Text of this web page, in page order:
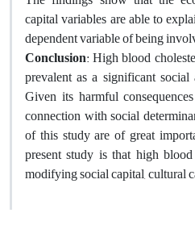
capital variables are able to
dependent variable of being
Conclusion: High blood
prevalent as a significant
Given its harmful
connection with social
of this study are of great
present study is that high
modifying social capital, cultural